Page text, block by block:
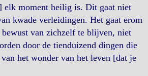
elk moment heilig is. Dit gaat niet
kwade verleidingen. Het gaat erom
van zichzelf te blijven, niet
door de tienduizend dingen die
het wonder van het leven [dat je